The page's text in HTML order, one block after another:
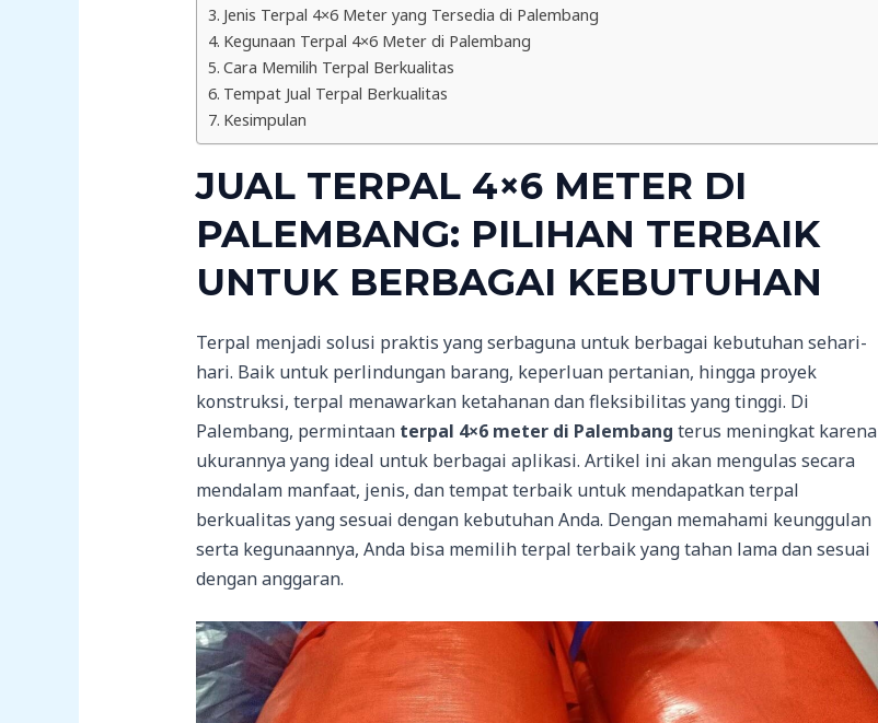
Jenis Terpal 4×6 Meter yang Tersedia di Palembang
Kegunaan Terpal 4×6 Meter di Palembang
Cara Memilih Terpal Berkualitas
Tempat Jual Terpal Berkualitas
Kesimpulan
JUAL TERPAL 4×6 METER DI
PALEMBANG: PILIHAN TERBAIK
UNTUK BERBAGAI KEBUTUHAN
Terpal menjadi solusi praktis yang serbaguna untuk berbagai kebutuhan sehari-
hari. Baik untuk perlindungan barang, keperluan pertanian, hingga proyek
konstruksi, terpal menawarkan ketahanan dan fleksibilitas yang tinggi. Di
Palembang, permintaan terpal 4×6 meter di Palembang terus meningkat karena
ukurannya yang ideal untuk berbagai aplikasi. Artikel ini akan mengulas secara
mendalam manfaat, jenis, dan tempat terbaik untuk mendapatkan terpal
berkualitas yang sesuai dengan kebutuhan Anda. Dengan memahami keunggulan
serta kegunaannya, Anda bisa memilih terpal terbaik yang tahan lama dan sesuai
dengan anggaran.